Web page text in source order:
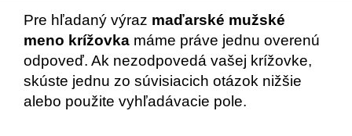
Pre hľadaný výraz maďarské mužské
meno krížovka máme práve jednu overenú
odpoveď. Ak nezodpovedá vašej krížovke,
skúste jednu zo súvisiacich otázok nižšie
alebo použite vyhľadávacie pole.